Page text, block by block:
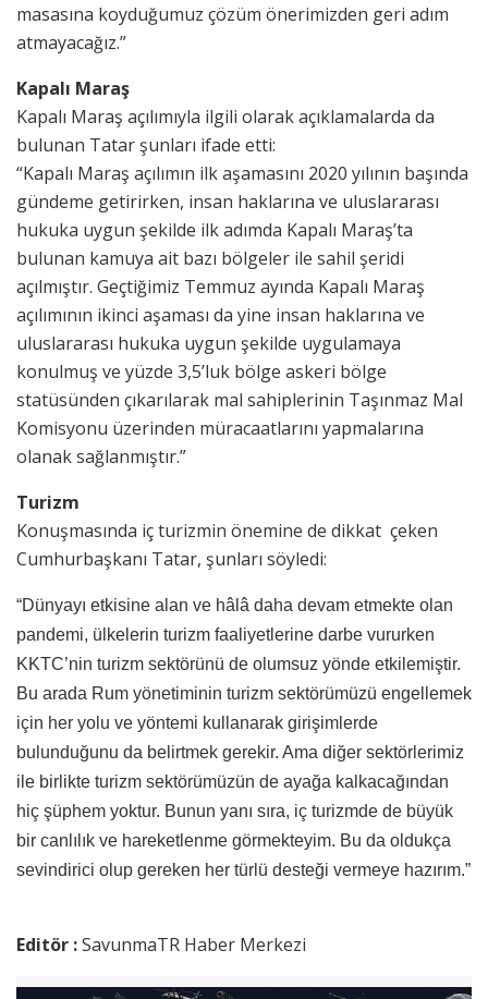
masasına koyduğumuz çözüm önerimizden geri adım
atmayacağız.”
Kapalı Maraş
Kapalı Maraş açılımıyla ilgili olarak açıklamalarda da
bulunan Tatar şunları ifade etti:
“Kapalı Maraş açılımın ilk aşamasını 2020 yılının başında
gündeme getirirken, insan haklarına ve uluslararası
hukuka uygun şekilde ilk adımda Kapalı Maraş’ta
bulunan kamuya ait bazı bölgeler ile sahil şeridi
açılmıştır. Geçtiğimiz Temmuz ayında Kapalı Maraş
açılımının ikinci aşaması da yine insan haklarına ve
uluslararası hukuka uygun şekilde uygulamaya
konulmuş ve yüzde 3,5’luk bölge askeri bölge
statüsünden çıkarılarak mal sahiplerinin Taşınmaz Mal
Komisyonu üzerinden müracaatlarını yapmalarına
olanak sağlanmıştır.”
Turizm
Konuşmasında iç turizmin önemine de dikkat çeken
Cumhurbaşkanı Tatar, şunları söyledi:
“Dünyayı etkisine alan ve hâlâ daha devam etmekte olan
pandemi, ülkelerin turizm faaliyetlerine darbe vururken
KKTC’nin turizm sektörünü de olumsuz yönde etkilemiştir.
Bu arada Rum yönetiminin turizm sektörümüzü engellemek
için her yolu ve yöntemi kullanarak girişimlerde
bulunduğunu da belirtmek gerekir. Ama diğer sektörlerimiz
ile birlikte turizm sektörümüzün de ayağa kalkacağından
hiç şüphem yoktur. Bunun yanı sıra, iç turizmde de büyük
bir canlılık ve hareketlenme görmekteyim. Bu da oldukça
sevindirici olup gereken her türlü desteği vermeye hazırım.”
Editör :SavunmaTR Haber Merkezi